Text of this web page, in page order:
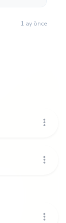
1 ay önce